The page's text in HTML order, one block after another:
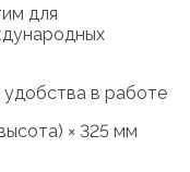
для
в работе
× 325 мм